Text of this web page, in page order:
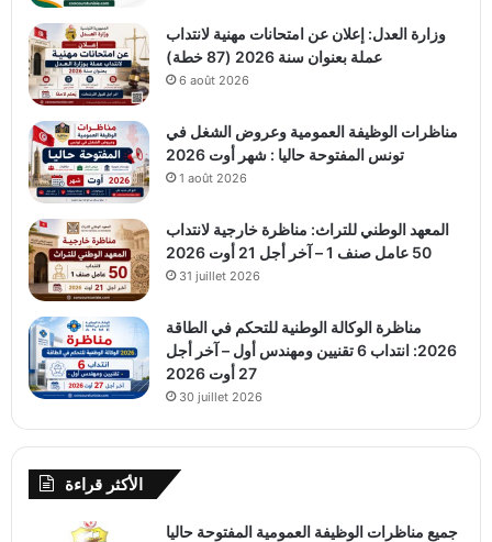
وزارة العدل: إعلان عن امتحانات مهنية لانتداب
عملة بعنوان سنة 2026 (87 خطة)
6 août 2026
مناظرات الوظيفة العمومية وعروض الشغل في
تونس المفتوحة حاليا : شهر أوت 2026
1 août 2026
المعهد الوطني للتراث: مناظرة خارجية لانتداب
50 عامل صنف 1 – آخر أجل 21 أوت 2026
31 juillet 2026
مناظرة الوكالة الوطنية للتحكم في الطاقة
2026: انتداب 6 تقنيين ومهندس أول – آخر أجل
27 أوت 2026
30 juillet 2026
الأكثر قراءة
جميع مناظرات الوظيفة العمومية المفتوحة حاليا